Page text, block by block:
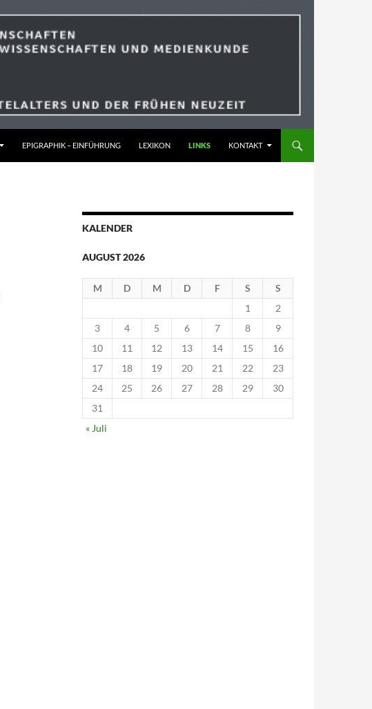
EPIGRAPHIK – EINFÜHRUNG LEXIKON LINKS KONTAKT
KALENDER
AUGUST 2026
M D M D F S
S
1
2
3
4 5 6 7 8
9
10
11 12 13 14 15
16
17
18 19 20 21 22
23
24
25 26 27 28 29
30
31
« Juli